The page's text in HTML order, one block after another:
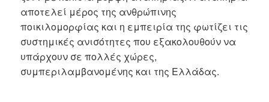
αποτελεί μέρος της ανθρώπινης
ποικιλομορφίας και η εμπειρία της φωτίζει τις
συστημικές ανισότητες που εξακολουθούν να
υπάρχουν σε πολλές χώρες,
συμπεριλαμβανομένης και της Ελλάδας.